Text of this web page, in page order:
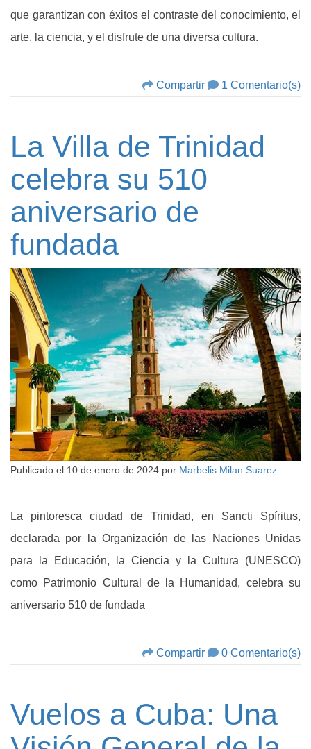
que garantizan con éxitos el contraste del conocimiento, el
arte, la ciencia, y el disfrute de una diversa cultura.
Compartir 1 Comentario(s)
La Villa de Trinidad
celebra su 510
aniversario de
fundada
Publicado el 10 de enero de 2024 por Marbelis Milan Suarez
La pintoresca ciudad de Trinidad, en Sancti Spíritus,
declarada por la Organización de las Naciones Unidas
para la Educación, la Ciencia y la Cultura (UNESCO)
como Patrimonio Cultural de la Humanidad, celebra su
aniversario 510 de fundada
Compartir 0 Comentario(s)
Vuelos a Cuba: Una